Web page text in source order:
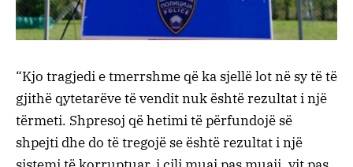
“Kjo tragjedi e tmerrshme që ka sjellë lot në sy të të
gjithë qytetarëve të vendit nuk është rezultat i një
tërmeti. Shpresoj që hetimi të përfundojë së
shpejti dhe do të tregojë se është rezultat i një